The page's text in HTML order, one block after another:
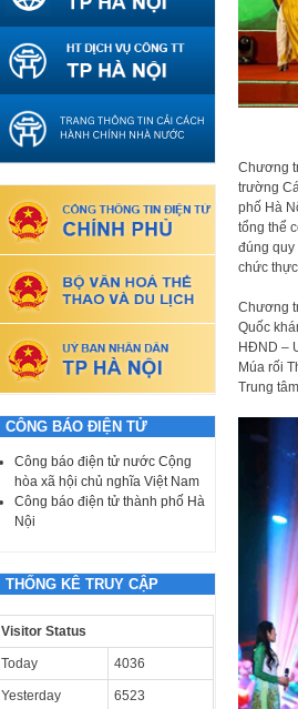
Chương
trường
phố Hà
tổng thể
đúng quy
chức
Chương
Quốc
HĐND –
Múa rối
Trung
CÔNG BÁO ĐIỆN TỬ
Công báo điện tử nước Cộng
hòa xã hội chủ nghĩa Việt Nam
Công báo điện tử thành phố Hà
Nội
THỐNG KÊ TRUY CẬP
Visitor Status
Today 4036
Yesterday 6523